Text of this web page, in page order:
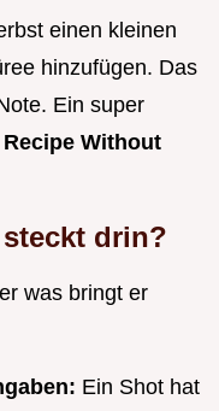
einen kleinen
hinzufügen. Das
Ein super
Without
drin?
was bringt er
Ein Shot hat